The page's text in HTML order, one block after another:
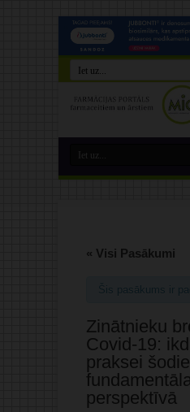
« Visi Pasākumi
Šis pasākums ir
Zinātnieku
Covid-19:
praksei
perspektīvā